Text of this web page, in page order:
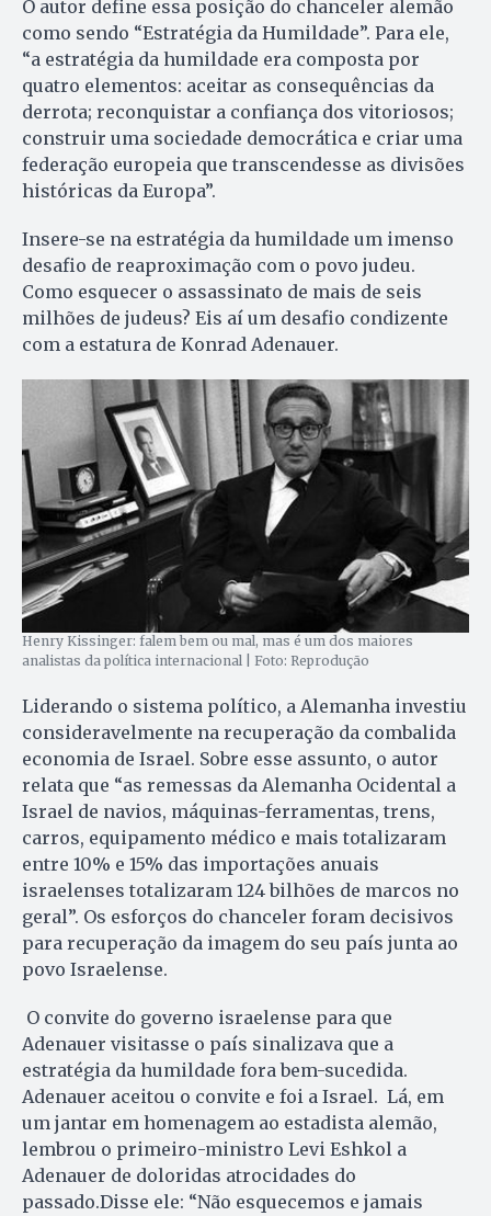
O autor define essa posição do chanceler alemão
como sendo “Estratégia da Humildade”. Para ele,
“a estratégia da humildade era composta por
quatro elementos: aceitar as consequências da
derrota; reconquistar a confiança dos vitoriosos;
construir uma sociedade democrática e criar uma
federação europeia que transcendesse as divisões
históricas da Europa”.
Insere-se na estratégia da humildade um imenso
desafio de reaproximação com o povo judeu.
Como esquecer o assassinato de mais de seis
milhões de judeus? Eis aí um desafio condizente
com a estatura de Konrad Adenauer.
Henry Kissinger: falem bem ou mal, mas é um dos maiores
analistas da política internacional | Foto: Reprodução
Liderando o sistema político, a Alemanha investiu
consideravelmente na recuperação da combalida
economia de Israel. Sobre esse assunto, o autor
relata que “as remessas da Alemanha Ocidental a
Israel de navios, máquinas-ferramentas, trens,
carros, equipamento médico e mais totalizaram
entre 10% e 15% das importações anuais
israelenses totalizaram 124 bilhões de marcos no
geral”. Os esforços do chanceler foram decisivos
para recuperação da imagem do seu país junta ao
povo Israelense.
O convite do governo israelense para que
Adenauer visitasse o país sinalizava que a
estratégia da humildade fora bem-sucedida.
Adenauer aceitou o convite e foi a Israel. Lá, em
um jantar em homenagem ao estadista alemão,
lembrou o primeiro-ministro Levi Eshkol a
Adenauer de doloridas atrocidades do
passado.Disse ele: “Não esquecemos e jamais